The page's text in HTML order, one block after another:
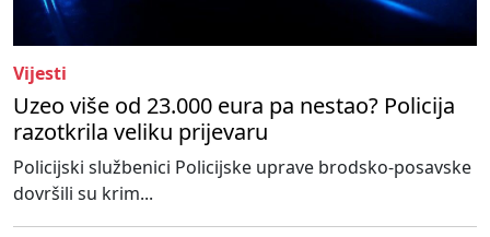
Vijesti
Uzeo više od 23.000 eura pa nestao? Policija
razotkrila veliku prijevaru
Policijski službenici Policijske uprave brodsko-posavske
dovršili su krim...